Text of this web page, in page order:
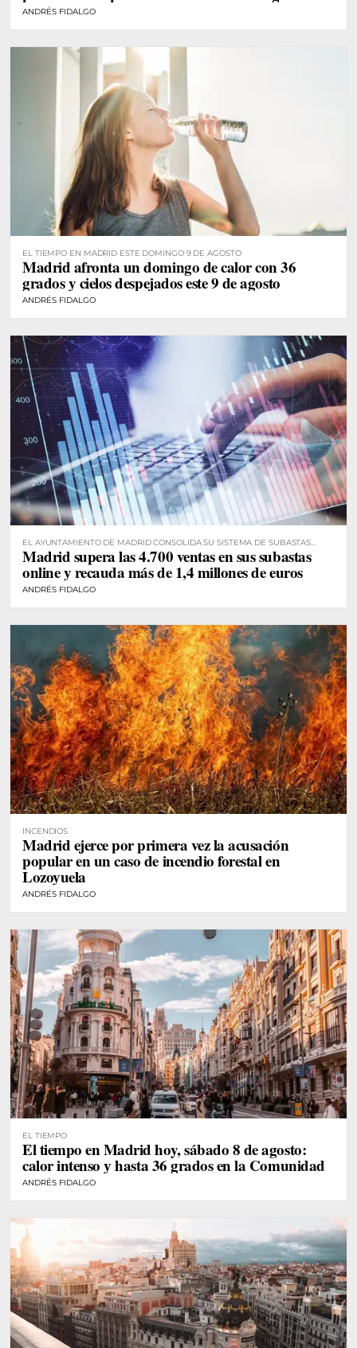
ANDRÉS FIDALGO
EL TIEMPO EN MADRID ESTE DOMINGO 9 DE AGOSTO
Madrid afronta un domingo de calor con 36
grados y cielos despejados este 9 de agosto
ANDRÉS FIDALGO
EL AYUNTAMIENTO DE MADRID CONSOLIDA SU SISTEMA DE SUBASTAS
DIGITALES
Madrid supera las 4.700 ventas en sus subastas
online y recauda más de 1,4 millones de euros
ANDRÉS FIDALGO
INCENDIOS
Madrid ejerce por primera vez la acusación
popular en un caso de incendio forestal en
Lozoyuela
ANDRÉS FIDALGO
EL TIEMPO
El tiempo en Madrid hoy, sábado 8 de agosto:
calor intenso y hasta 36 grados en la Comunidad
ANDRÉS FIDALGO